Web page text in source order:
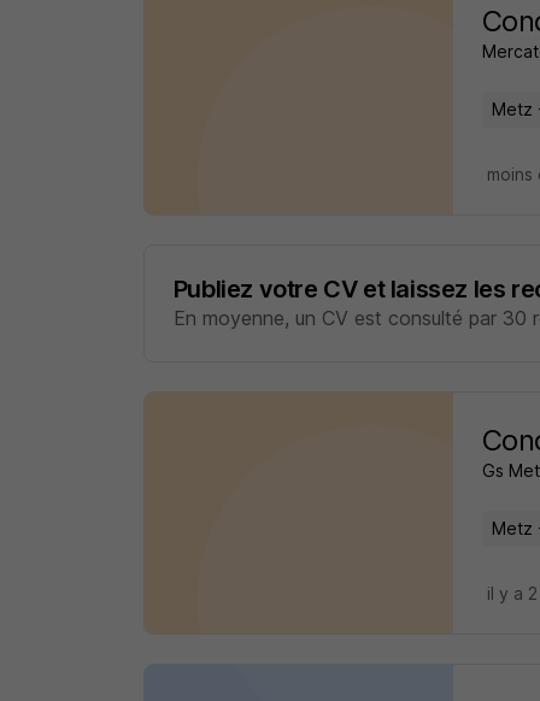
Metz
moins
Publiez votre CV et laissez les
En moyenne, un CV est consulté par 30
Gs
Metz
il y a